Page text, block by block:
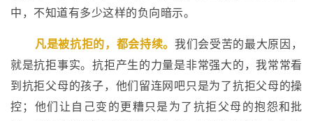
中，不知道有多少这样的负向暗示。
凡是被抗拒的，都会持续。 我们会受苦的最大原因，
就是抗拒事实。抗拒产生的力量是非常强大的，我常常看
到抗拒父母的孩子，他们留连网吧只是为了抗拒父母的操
控；他们让自己变的更糟只是为了抗拒父母的抱怨和批